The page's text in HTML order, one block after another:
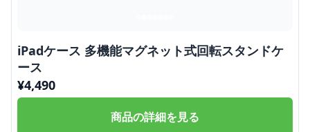
iPadケース 多機能マグネット式回転スタンドケ
ース
¥4,490
商品の詳細を見る